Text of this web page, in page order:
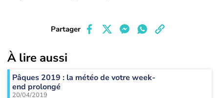
Partager
À lire aussi
Pâques 2019 : la météo de votre week-
end prolongé
20/04/2019